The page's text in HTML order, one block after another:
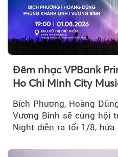
Đêm nhạc VPBank
Ho Chi Minh City
Bích Phương, Hoàng
Vương Bình sẽ cùng hội
Night diễn ra tối 1/8, hứa